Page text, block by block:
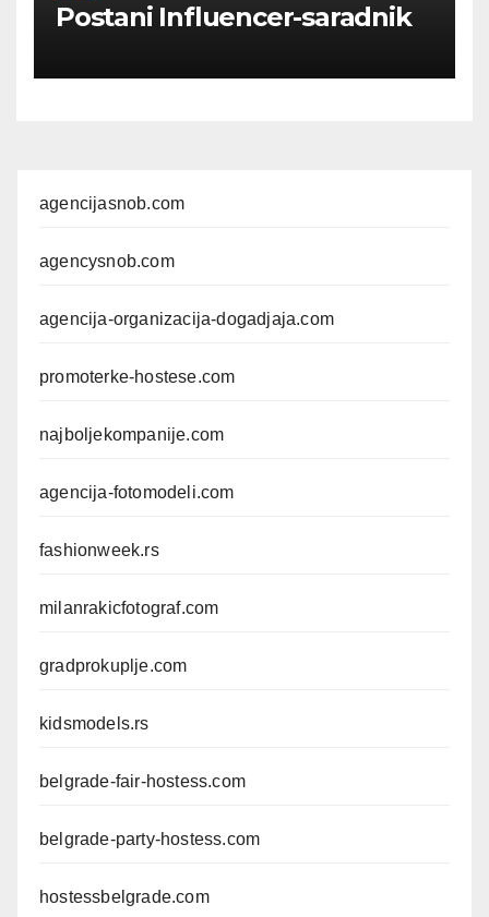
Postani Influencer-saradnik
agencijasnob.com
agencysnob.com
agencija-organizacija-dogadjaja.com
promoterke-hostese.com
najboljekompanije.com
agencija-fotomodeli.com
fashionweek.rs
milanrakicfotograf.com
gradprokuplje.com
kidsmodels.rs
belgrade-fair-hostess.com
belgrade-party-hostess.com
hostessbelgrade.com